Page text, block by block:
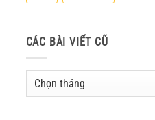
CÁC BÀI VIẾT CŨ
Các